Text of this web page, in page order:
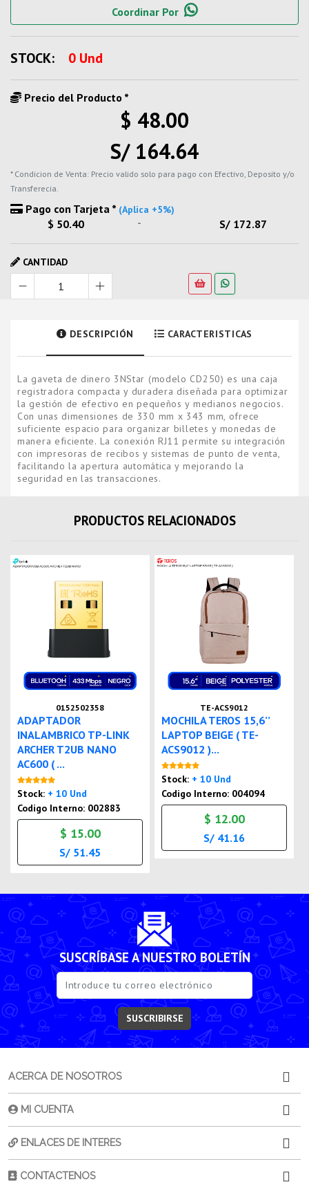
Coordinar Por
STOCK: 0 Und
Precio del Producto *
$ 48.00
S/ 164.64
* Condicion de Venta: Precio valido solo para pago con Efectivo, Deposito y/o
Transferecia.
Pago con Tarjeta * (Aplica +5%)
$ 50.40 - S/ 172.87
CANTIDAD
DESCRIPCIÓN CARACTERISTICAS
La gaveta de dinero 3NStar (modelo CD250) es una caja
registradora compacta y duradera diseñada para optimizar
la gestión de efectivo en pequeños y medianos negocios.
Con unas dimensiones de 330 mm x 343 mm, ofrece
suficiente espacio para organizar billetes y monedas de
manera eficiente. La conexión RJ11 permite su integración
con impresoras de recibos y sistemas de punto de venta,
facilitando la apertura automática y mejorando la
seguridad en las transacciones.
PRODUCTOS RELACIONADOS
0152502358
ADAPTADOR
INALAMBRICO TP-LINK
ARCHER T2UB NANO
AC600 ( ...
Stock: + 10 Und
Codigo Interno: 002883
$ 15.00
S/ 51.45
TE-ACS9012
MOCHILA TEROS 15,6’’
LAPTOP BEIGE ( TE-
ACS9012 )...
Stock: + 10 Und
Codigo Interno: 004094
$ 12.00
S/ 41.16
SUSCRÍBASE A NUESTRO BOLETÍN
SUSCRIBIRSE
ACERCA DE NOSOTROS
MI CUENTA
ENLACES DE INTERES
CONTACTENOS